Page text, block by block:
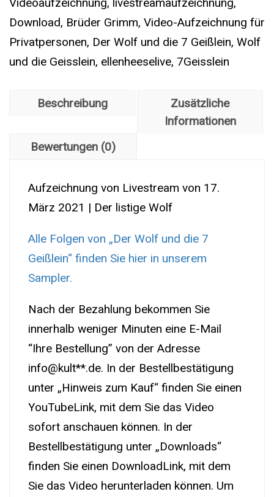
17.
2021
|
|
Sofort
anschauen
Menge
Download, Brüder Grimm, Video-Aufzeichnung für
Privatpersonen, Der Wolf und die 7 Geißlein, Wolf
und die Geisslein, ellenheeselive, 7Geisslein
Beschreibung
Zusätzliche
Informationen
Bewertungen (0)
Aufzeichnung von Livestream von 17.
März 2021 | Der listige Wolf
Alle Folgen von „Der Wolf und die 7
Geißlein“ finden Sie hier in unserem
Sampler.
Nach der Bezahlung bekommen Sie
innerhalb weniger Minuten eine E-Mail
“Ihre Bestellung” von der Adresse
info@kult**.de. In der Bestellbestätigung
unter „Hinweis zum Kauf“ finden Sie einen
YouTubeLink, mit dem Sie das Video
sofort anschauen können. In der
Bestellbestätigung unter „Downloads“
finden Sie einen DownloadLink, mit dem
Sie das Video herunterladen können. Um